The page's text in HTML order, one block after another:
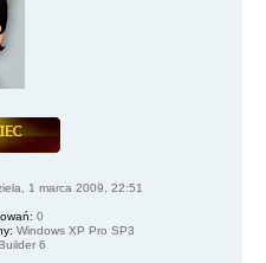
1 marca 2009, 22:51
0
Windows XP Pro SP3
6